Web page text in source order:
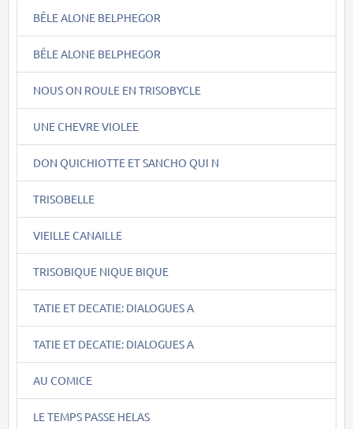
BÊLE ALONE BELPHEGOR
BÊLE ALONE BELPHEGOR
NOUS ON ROULE EN TRISOBYCLE
UNE CHEVRE VIOLEE
DON QUICHIOTTE ET SANCHO QUI N
TRISOBELLE
VIEILLE CANAILLE
TRISOBIQUE NIQUE BIQUE
TATIE ET DECATIE: DIALOGUES A
TATIE ET DECATIE: DIALOGUES A
AU COMICE
LE TEMPS PASSE HELAS